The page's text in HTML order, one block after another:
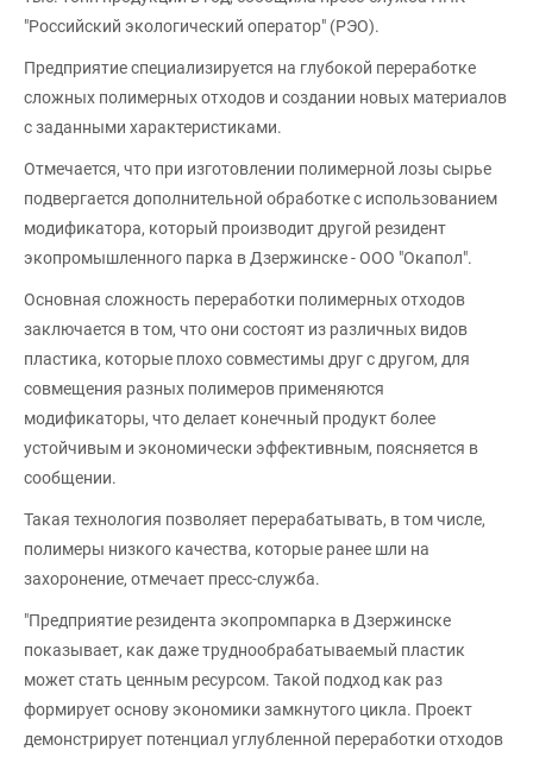
"Российский экологический оператор" (РЭО).
Предприятие специализируется на глубокой переработке
сложных полимерных отходов и создании новых материалов
с заданными характеристиками.
Отмечается, что при изготовлении полимерной лозы сырье
подвергается дополнительной обработке с использованием
модификатора, который производит другой резидент
экопромышленного парка в Дзержинске - ООО "Окапол".
Основная сложность переработки полимерных отходов
заключается в том, что они состоят из различных видов
пластика, которые плохо совместимы друг с другом, для
совмещения разных полимеров применяются
модификаторы, что делает конечный продукт более
устойчивым и экономически эффективным, поясняется в
сообщении.
Такая технология позволяет перерабатывать, в том числе,
полимеры низкого качества, которые ранее шли на
захоронение, отмечает пресс-служба.
"Предприятие резидента экопромпарка в Дзержинске
показывает, как даже труднообрабатываемый пластик
может стать ценным ресурсом. Такой подход как раз
формирует основу экономики замкнутого цикла. Проект
демонстрирует потенциал углубленной переработки отходов